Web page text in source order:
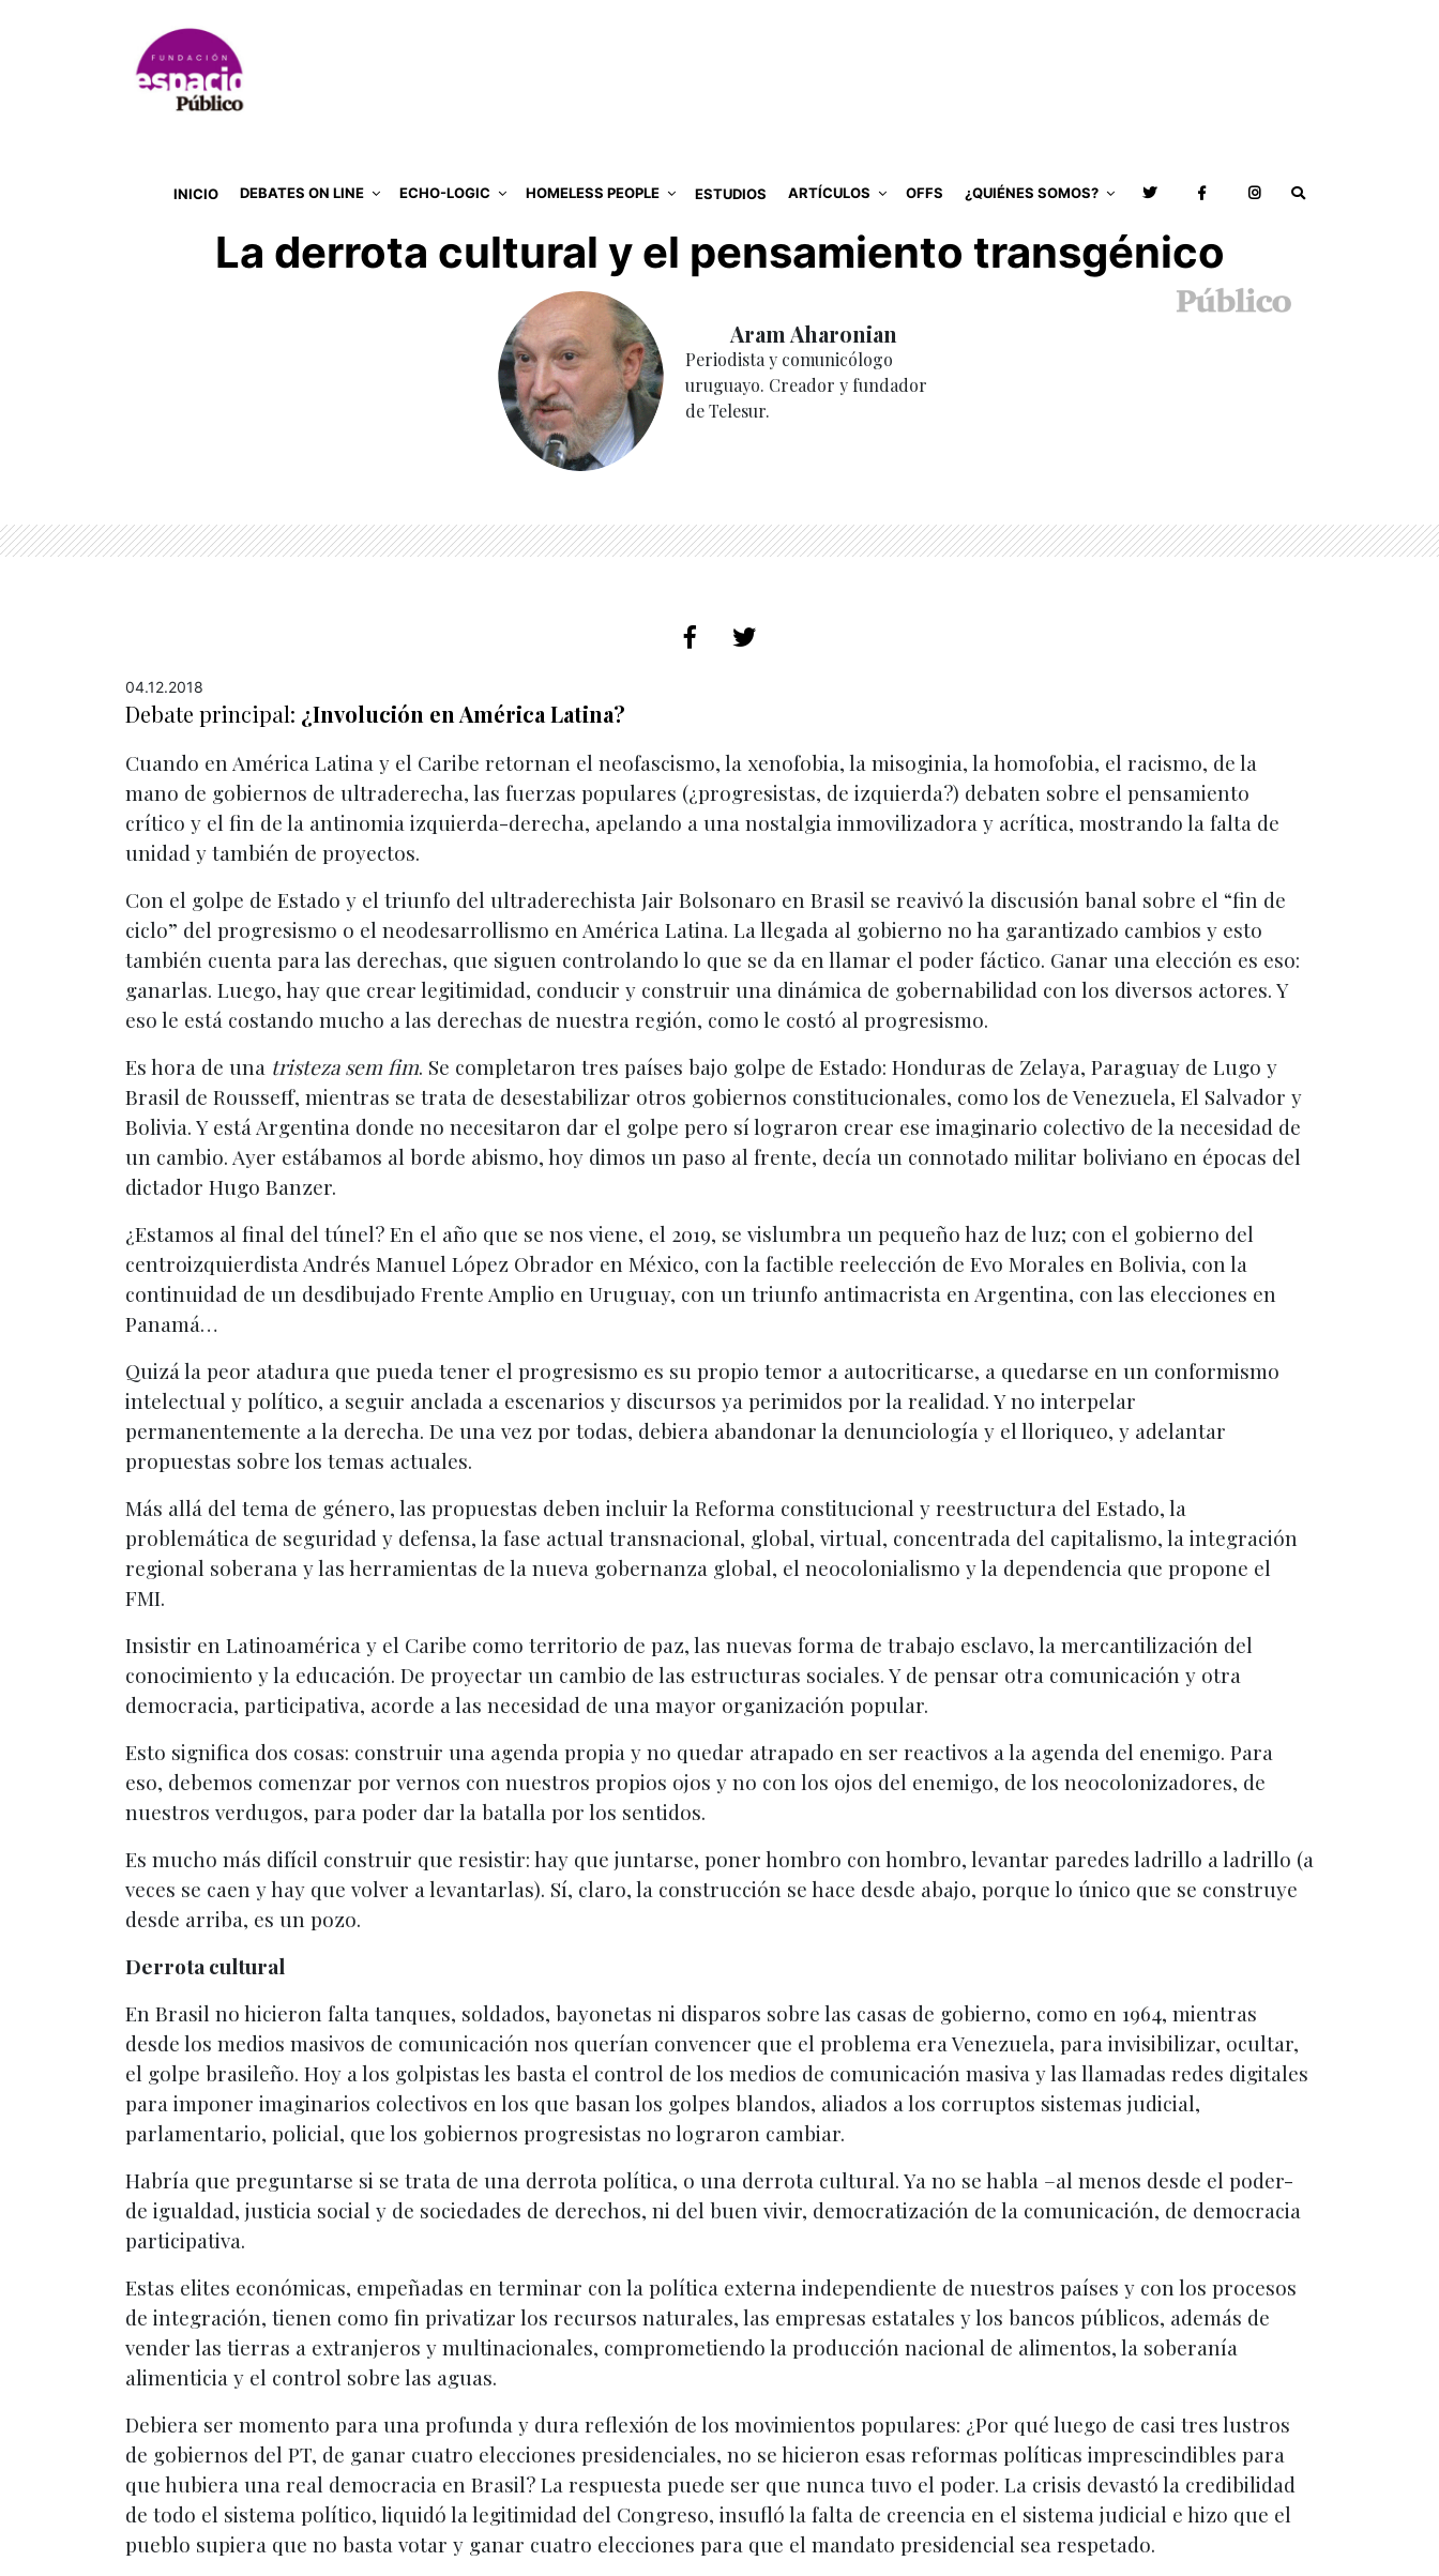
INICIO DEBATES ON LINE ECHO-LOGIC HOMELESS PEOPLE ESTUDIOS ARTÍCULOS OFFS ¿QUIÉNES SOMOS?
La derrota cultural y el pensamiento transgénico
Aram Aharonian
Periodista y comunicólogo
uruguayo. Creador y fundador
de Telesur.
04.12.2018
Debate principal: ¿Involución en América Latina?
Cuando en América Latina y el Caribe retornan el neofascismo, la xenofobia, la misoginia, la homofobia, el racismo, de la
mano de gobiernos de ultraderecha, las fuerzas populares (¿progresistas, de izquierda?) debaten sobre el pensamiento
crítico y el fin de la antinomia izquierda-derecha, apelando a una nostalgia inmovilizadora y acrítica, mostrando la falta de
unidad y también de proyectos.
Con el golpe de Estado y el triunfo del ultraderechista Jair Bolsonaro en Brasil se reavivó la discusión banal sobre el “fin de
ciclo” del progresismo o el neodesarrollismo en América Latina. La llegada al gobierno no ha garantizado cambios y esto
también cuenta para las derechas, que siguen controlando lo que se da en llamar el poder fáctico. Ganar una elección es eso:
ganarlas. Luego, hay que crear legitimidad, conducir y construir una dinámica de gobernabilidad con los diversos actores. Y
eso le está costando mucho a las derechas de nuestra región, como le costó al progresismo.
Es hora de una tristeza sem fim. Se completaron tres países bajo golpe de Estado: Honduras de Zelaya, Paraguay de Lugo y
Brasil de Rousseff, mientras se trata de desestabilizar otros gobiernos constitucionales, como los de Venezuela, El Salvador y
Bolivia. Y está Argentina donde no necesitaron dar el golpe pero sí lograron crear ese imaginario colectivo de la necesidad de
un cambio. Ayer estábamos al borde abismo, hoy dimos un paso al frente, decía un connotado militar boliviano en épocas del
dictador Hugo Banzer.
¿Estamos al final del túnel? En el año que se nos viene, el 2019, se vislumbra un pequeño haz de luz; con el gobierno del
centroizquierdista Andrés Manuel López Obrador en México, con la factible reelección de Evo Morales en Bolivia, con la
continuidad de un desdibujado Frente Amplio en Uruguay, con un triunfo antimacrista en Argentina, con las elecciones en
Panamá…
Quizá la peor atadura que pueda tener el progresismo es su propio temor a autocriticarse, a quedarse en un conformismo
intelectual y político, a seguir anclada a escenarios y discursos ya perimidos por la realidad. Y no interpelar
permanentemente a la derecha. De una vez por todas, debiera abandonar la denunciología y el lloriqueo, y adelantar
propuestas sobre los temas actuales.
Más allá del tema de género, las propuestas deben incluir la Reforma constitucional y reestructura del Estado, la
problemática de seguridad y defensa, la fase actual transnacional, global, virtual, concentrada del capitalismo, la integración
regional soberana y las herramientas de la nueva gobernanza global, el neocolonialismo y la dependencia que propone el
FMI.
Insistir en Latinoamérica y el Caribe como territorio de paz, las nuevas forma de trabajo esclavo, la mercantilización del
conocimiento y la educación. De proyectar un cambio de las estructuras sociales. Y de pensar otra comunicación y otra
democracia, participativa, acorde a las necesidad de una mayor organización popular.
Esto significa dos cosas: construir una agenda propia y no quedar atrapado en ser reactivos a la agenda del enemigo. Para
eso, debemos comenzar por vernos con nuestros propios ojos y no con los ojos del enemigo, de los neocolonizadores, de
nuestros verdugos, para poder dar la batalla por los sentidos.
Es mucho más difícil construir que resistir: hay que juntarse, poner hombro con hombro, levantar paredes ladrillo a ladrillo (a
veces se caen y hay que volver a levantarlas). Sí, claro, la construcción se hace desde abajo, porque lo único que se construye
desde arriba, es un pozo.
Derrota cultural
En Brasil no hicieron falta tanques, soldados, bayonetas ni disparos sobre las casas de gobierno, como en 1964, mientras
desde los medios masivos de comunicación nos querían convencer que el problema era Venezuela, para invisibilizar, ocultar,
el golpe brasileño. Hoy a los golpistas les basta el control de los medios de comunicación masiva y las llamadas redes digitales
para imponer imaginarios colectivos en los que basan los golpes blandos, aliados a los corruptos sistemas judicial,
parlamentario, policial, que los gobiernos progresistas no lograron cambiar.
Habría que preguntarse si se trata de una derrota política, o una derrota cultural. Ya no se habla –al menos desde el poder-
de igualdad, justicia social y de sociedades de derechos, ni del buen vivir, democratización de la comunicación, de democracia
participativa.
Estas elites económicas, empeñadas en terminar con la política externa independiente de nuestros países y con los procesos
de integración, tienen como fin privatizar los recursos naturales, las empresas estatales y los bancos públicos, además de
vender las tierras a extranjeros y multinacionales, comprometiendo la producción nacional de alimentos, la soberanía
alimenticia y el control sobre las aguas.
Debiera ser momento para una profunda y dura reflexión de los movimientos populares: ¿Por qué luego de casi tres lustros
de gobiernos del PT, de ganar cuatro elecciones presidenciales, no se hicieron esas reformas políticas imprescindibles para
que hubiera una real democracia en Brasil? La respuesta puede ser que nunca tuvo el poder. La crisis devastó la credibilidad
de todo el sistema político, liquidó la legitimidad del Congreso, insufló la falta de creencia en el sistema judicial e hizo que el
pueblo supiera que no basta votar y ganar cuatro elecciones para que el mandato presidencial sea respetado.